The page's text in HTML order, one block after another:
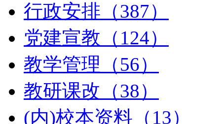
行政安排（387）
党建宣教（124）
教学管理（56）
教研课改（38）
(内)校本资料（13）